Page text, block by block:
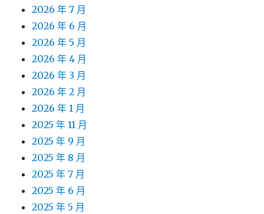
2026 年 7 月
2026 年 6 月
2026 年 5 月
2026 年 4 月
2026 年 3 月
2026 年 2 月
2026 年 1 月
2025 年 11 月
2025 年 9 月
2025 年 8 月
2025 年 7 月
2025 年 6 月
2025 年 5 月